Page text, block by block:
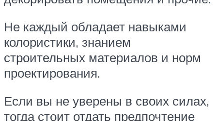
Не каждый обладает навыками
колористики, знанием
строительных материалов и норм
проектирования.
Если вы не уверены в своих силах,
тогда стоит отдать предпочтение